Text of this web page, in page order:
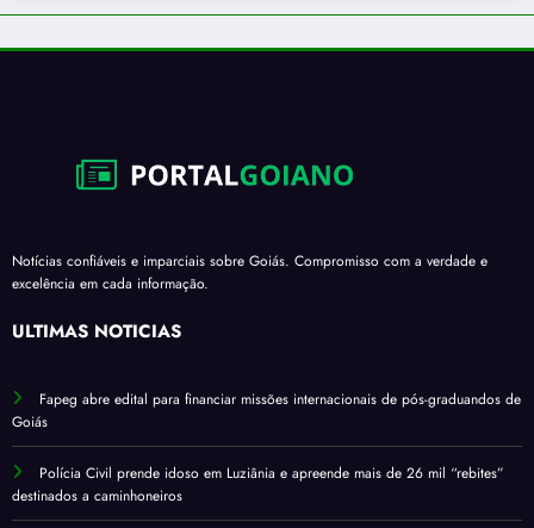
Notícias confiáveis e imparciais sobre Goiás. Compromisso com a verdade e
excelência em cada informação.
ÚLTIMAS NOTÍCIAS
Fapeg abre edital para financiar missões internacionais de pós-graduandos de
Goiás
Polícia Civil prende idoso em Luziânia e apreende mais de 26 mil “rebites”
destinados a caminhoneiros